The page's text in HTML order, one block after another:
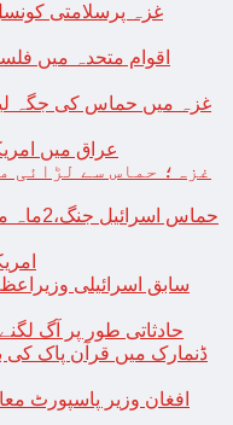
غزہ پرسلامتی
غزہ میں حماس کی جگہ
عراق میں
غزہ؛ حماس سے لڑائی
سابق اسرائیلی
حادثاتی طور پر آگ
ڈنمارک میں قرآن پاک کی
افغان وزیر پاسپورٹ